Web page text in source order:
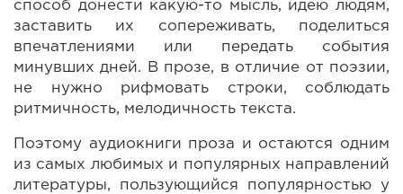
способ донести какую-то мысль, идею людям,
заставить их сопереживать, поделиться
впечатлениями или передать события
минувших дней. В прозе, в отличие от поэзии,
не нужно рифмовать строки, соблюдать
ритмичность, мелодичность текста.
Поэтому аудиокниги проза и остаются одним
из самых любимых и популярных направлений
литературы, пользующийся популярностью у